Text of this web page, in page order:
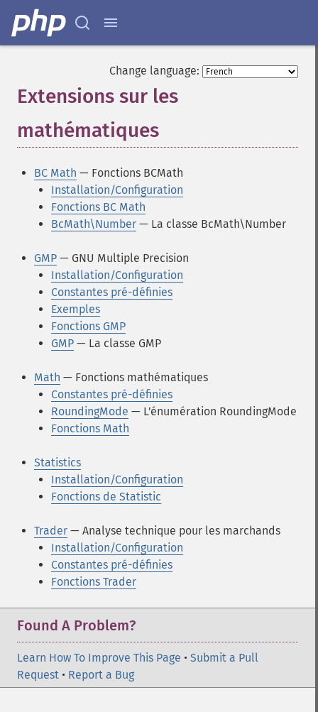
Change language:
Extensions sur les
mathématiques
BC Math — Fonctions BCMath
Installation/Configuration
Fonctions BC Math
BcMath\Number — La classe BcMath\Number
GMP — GNU Multiple Precision
Installation/Configuration
Constantes pré-définies
Exemples
Fonctions GMP
GMP — La classe GMP
Math — Fonctions mathématiques
Constantes pré-définies
RoundingMode — L'énumération RoundingMode
Fonctions Math
Statistics
Installation/Configuration
Fonctions de Statistic
Trader — Analyse technique pour les marchands
Installation/Configuration
Constantes pré-définies
Fonctions Trader
Found A Problem?
Learn How To Improve This Page • Submit a Pull
Request • Report a Bug